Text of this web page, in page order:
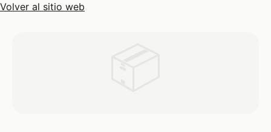
Volver al sitio web